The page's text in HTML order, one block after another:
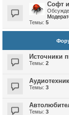
Софт
Темы: 5
Источники
Темы: 2
Темы: 3
Темы: 3